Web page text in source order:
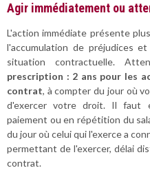
Agir immédiatement ou
L'action immédiate présente
l'accumulation de préjudices
situation contractuelle.
prescription : 2 ans pour les
contrat, à compter du jour où
d'exercer votre droit. Il faut
paiement ou en répétition du
du jour où celui qui l'exerce a
permettant de l'exercer, délai
contrat.